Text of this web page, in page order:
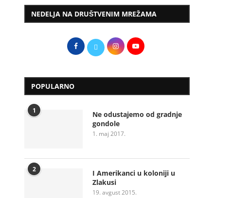
NEDELJA NA DRUŠTVENIM MREŽAMA
POPULARNO
1
Ne odustajemo od gradnje
gondole
1. maj 2017.
2
I Amerikanci u koloniji u
Zlakusi
19. avgust 2015.